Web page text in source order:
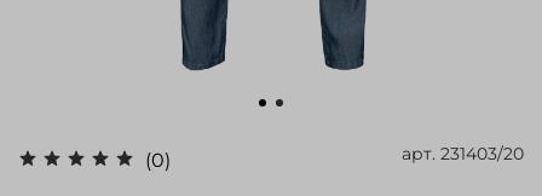
(0) арт. 231403/20